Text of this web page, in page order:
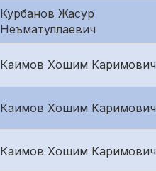
Курбанов Жасур
Неъматуллаевич
Каимов Хошим Каримович
Каимов Хошим Каримович
Каимов Хошим Каримович